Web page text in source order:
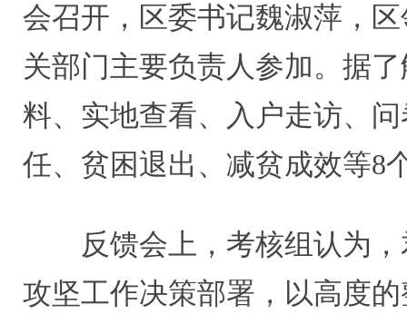
会召开，区委书记魏淑萍，
关部门主要负责人参加。据
料、实地查看、入户走访、
任、贫困退出、减贫成效等8
反馈会上，考核组认为
攻坚工作决策部署，以高度